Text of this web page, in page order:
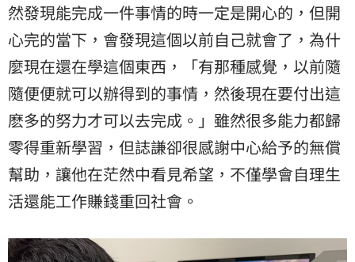
然發現能完成一件事情的時一定是開心的，但開
心完的當下，會發現這個以前自己就會了，為什
麼現在還在學這個東西，「有那種感覺，以前隨
隨便便就可以辦得到的事情，然後現在要付出這
麽多的努力才可以去完成。」雖然很多能力都歸
零得重新學習，但誌謙卻很感謝中心給予的無償
幫助，讓他在茫然中看見希望，不僅學會自理生
活還能工作賺錢重回社會。